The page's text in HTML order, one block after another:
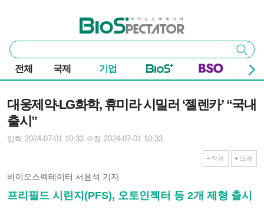
바이오스펙테이터
통
합
검
색
검색
전체 국제 기업
대웅제약-LG화학, 휴미라 시밀러 ‘젤렌카’ “국내
출시”
입력 2024-07-01 10:33 수정 2024-07-01 10:33
작게 크게
바이오스펙테이터 서윤석 기자
프리필드 시린지(PFS), 오토인젝터 등 2개 제형 출시